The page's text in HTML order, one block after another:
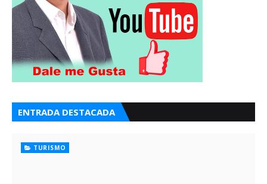
ENTRADA DESTACADA
TURISMO